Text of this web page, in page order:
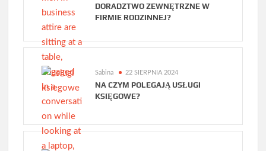
DORADZTWO ZEWNĘTRZNE W
FIRMIE RODZINNEJ?
Sabina 22 SIERPNIA 2024
NA CZYM POLEGAJĄ USŁUGI
KSIĘGOWE?